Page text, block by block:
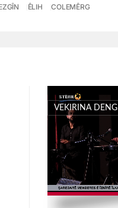
ÊLIH COLEMÊRG
VEKIRINA DENG